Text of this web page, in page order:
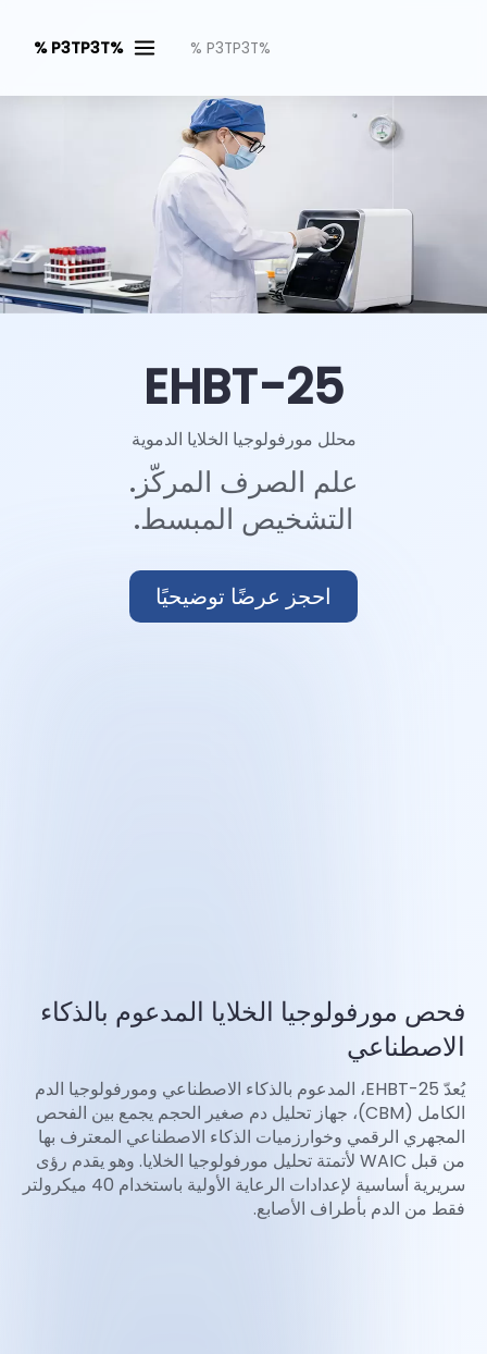
%P3TP3T %
%P3TP3T %
EHBT-25
محلل مورفولوجيا الخلايا الدموية
علم الصرف المركّز.
التشخيص المبسط.
احجز عرضًا توضيحيًا
فحص مورفولوجيا الخلايا المدعوم بالذكاء
الاصطناعي
يُعدّ EHBT-25، المدعوم بالذكاء الاصطناعي ومورفولوجيا الدم
الكامل (CBM)، جهاز تحليل دم صغير الحجم يجمع بين الفحص
المجهري الرقمي وخوارزميات الذكاء الاصطناعي المعترف بها
من قبل WAIC لأتمتة تحليل مورفولوجيا الخلايا. وهو يقدم رؤى
سريرية أساسية لإعدادات الرعاية الأولية باستخدام 40 ميكرولتر
فقط من الدم بأطراف الأصابع.